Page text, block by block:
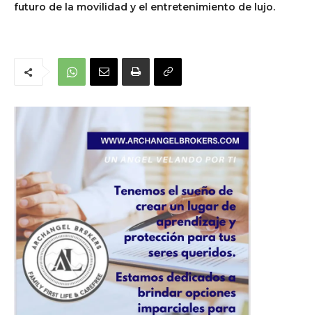
futuro de la movilidad y el entretenimiento de lujo.